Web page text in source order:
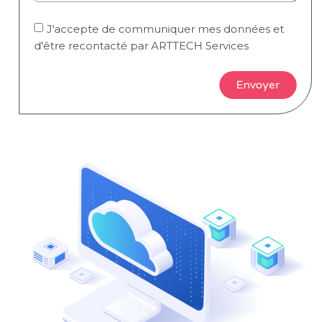
J'accepte de communiquer mes données et
d'être recontacté par ARTTECH Services
Envoyer